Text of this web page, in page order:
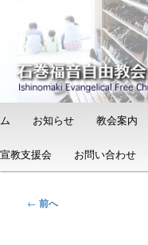
ツ
移
動
石巻福音自
Evangelical
日本福音自由教会の有志
い教会と、被災地支援活動
イ
メ
ニ
お知らせ 教会案内
教支援会 お問い合わせ
投
← 前へ